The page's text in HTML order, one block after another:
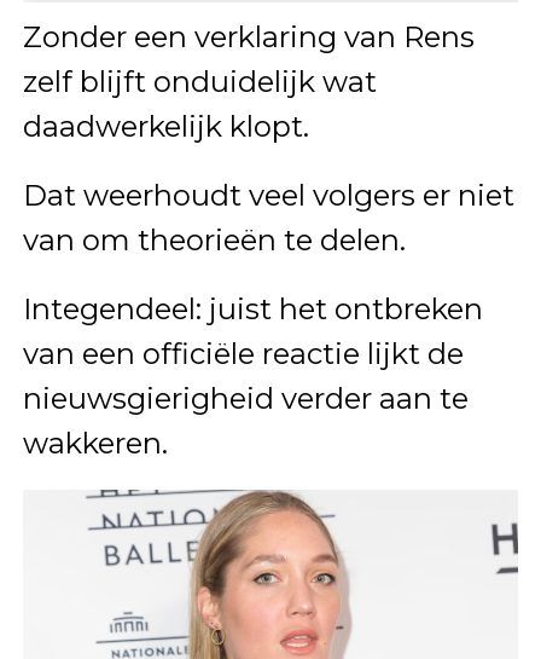
Zonder een verklaring van Rens
zelf blijft onduidelijk wat
daadwerkelijk klopt.
Dat weerhoudt veel volgers er niet
van om theorieën te delen.
Integendeel: juist het ontbreken
van een officiële reactie lijkt de
nieuwsgierigheid verder aan te
wakkeren.